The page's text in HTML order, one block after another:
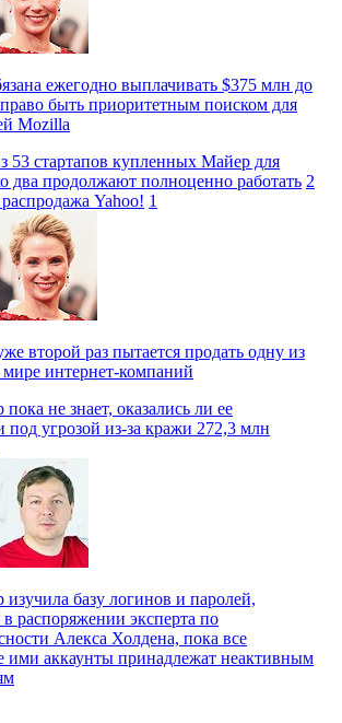
ежегодно выплачивать $375 млн до
право быть приоритетным поиском для
Mozilla
53 стартапов купленных Майер для
два продолжают полноценно работать 2
Yahoo! 1
второй раз пытается продать одну из
интернет-компаний
не знает, оказались ли ее
под угрозой из-за кражи 272,3 млн
базу логинов и паролей,
распоряжении эксперта по
Алекса Холдена, пока все
ими аккаунты принадлежат неактивным